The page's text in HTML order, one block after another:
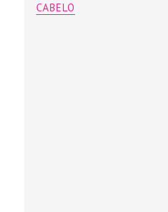
CABELO